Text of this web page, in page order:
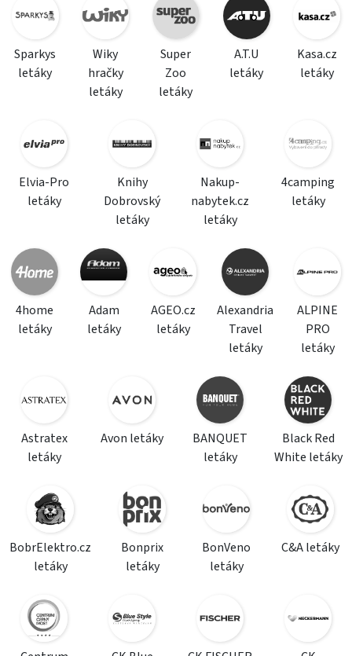
Sparkys
letáky
Wiky
hračky
letáky
Super
Zoo
letáky
A.T.U
letáky
Kasa.cz
letáky
Elvia-Pro
letáky
Knihy
Dobrovský
letáky
Nakup-
nabytek.cz
letáky
4camping
letáky
4home
letáky
Adam
letáky
AGEO.cz
letáky
Alexandria
Travel
letáky
ALPINE
PRO
letáky
Astratex
letáky
Avon letáky
BANQUET
letáky
Black Red
White letáky
BobrElektro.cz
letáky
Bonprix
letáky
BonVeno
letáky
C&A letáky